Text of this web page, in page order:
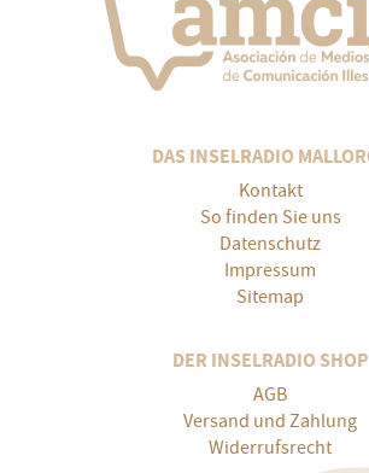
DAS INSELRADIO
Kontakt
So finden Sie uns
Datenschutz
Impressum
Sitemap
DER INSELRADIO SHOP
AGB
Versand und Zahlung
Widerrufsrecht